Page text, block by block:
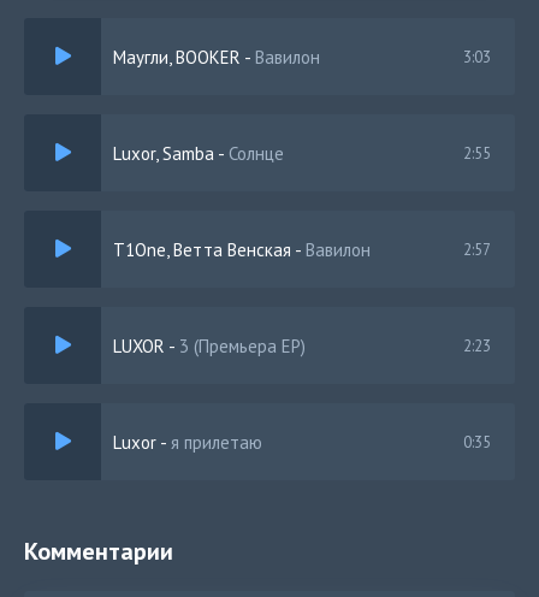
Маугли, BOOKER - Вавилон 3:03
Luxor, Samba - Солнце 2:55
T1One, Ветта Венская - Вавилон 2:57
LUXOR - 3 (Премьера EP) 2:23
Luxor - я прилетаю 0:35
Комментарии